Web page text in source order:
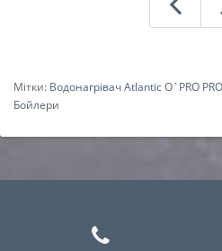
Мітки: Водонагрівач Atlantic O`PRO
Бойлери